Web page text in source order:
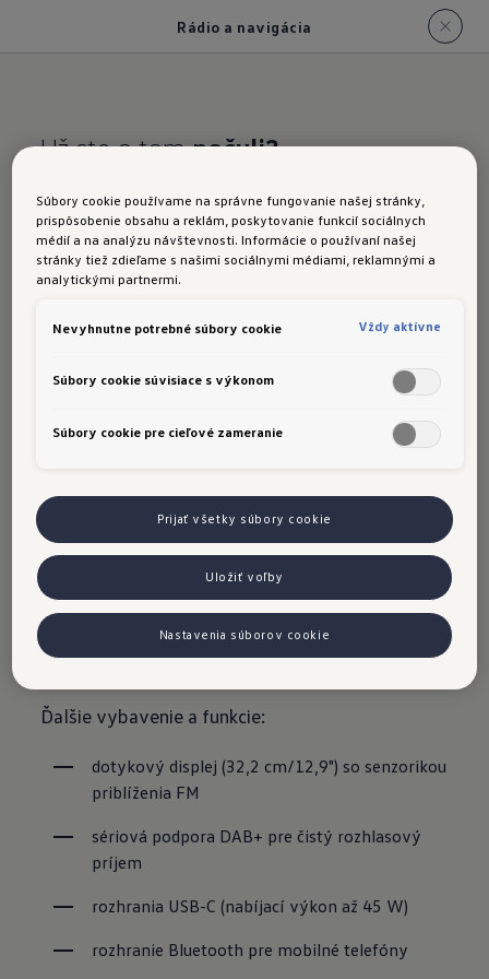
Rádio a navigácia
Už ste o tompočuli?
Golf Variant:Rádiá
Rádio "Ready 2 Discover"
Rádio "Ready 2 Discover" poskytuje vysokú
centrálnym reproduktorom pre systém
Služba App-Connect (vrátane App-Connect
Wireless pre Apple CarPlay a Android Auto)
umožňuje ovládanie vybraných aplikácií priamo
vo vašom vozidle Volkswagen. A vďaka
digitálnemu prístrojovému panelu Digital
Cockpit Pro máte vždy prehľad o údajoch vozidla
Ďalšie vybavenie a funkcie:
dotykový displej (32,2 cm/12,9") so senzorikou
priblíženia FM
sériová podpora DAB+ pre čistý rozhlasový
príjem
rozhrania USB-C (nabíjací výkon až 45 W)
rozhranie Bluetooth pre mobilné telefóny
Súbory cookie používame na správne fungovanie našej stránky,
prispôsobenie obsahu a reklám, poskytovanie funkcií sociálnych
médií a na analýzu návštevnosti. Informácie o používaní našej
stránky tiež zdieľame s našimi sociálnymi médiami, reklamnými a
analytickými partnermi.
Nevyhnutne potrebné súbory cookie Vždy aktívne
Súbory cookie súvisiace s výkonom
Súbory cookie pre cieľové zameranie
Prijať všetky súbory cookie
Uložiť voľby
Nastavenia súborov cookie